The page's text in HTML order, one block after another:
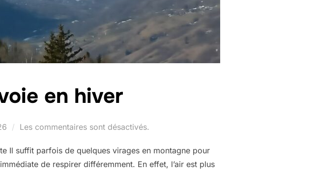
en hiver
Les commentaires sont désactivés.
Il suffit parfois de quelques virages en montagne pour
de respirer différemment. En effet, l’air est plus